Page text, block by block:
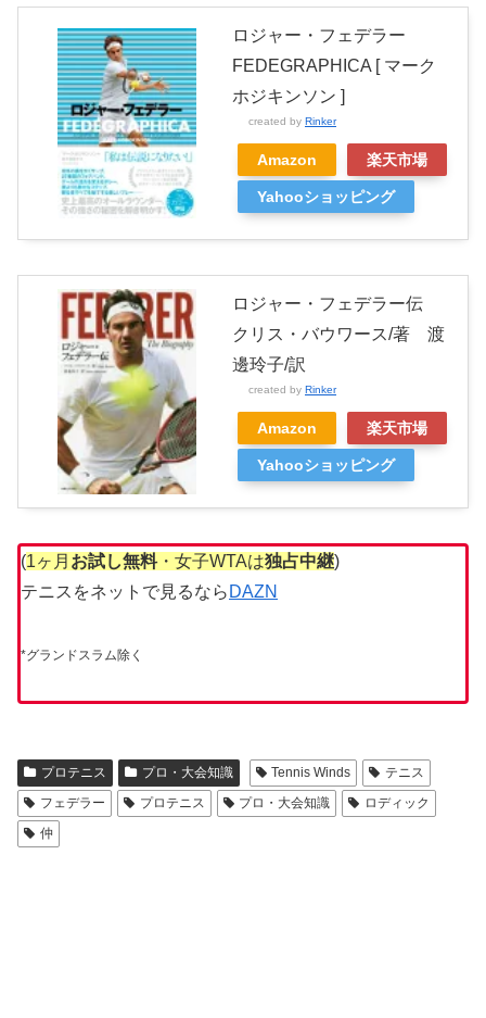
ロジャー・フェデラー
FEDEGRAPHICA [ マーク
ホジキンソン ]
created by Rinker
Amazon 楽天市場
Yahooショッピング
ロジャー・フェデラー伝
クリス・バウワース/著 渡
邊玲子/訳
created by Rinker
Amazon 楽天市場
Yahooショッピング
(1ヶ月 お試し無料・女子WTAは独占中継)
テニスをネットで見るなら DAZN
*グランドスラム除く
プロテニス プロ・大会知識 Tennis Winds
テニス
フェデラー
プロテニス プロ・大会知識
ロディック
仲